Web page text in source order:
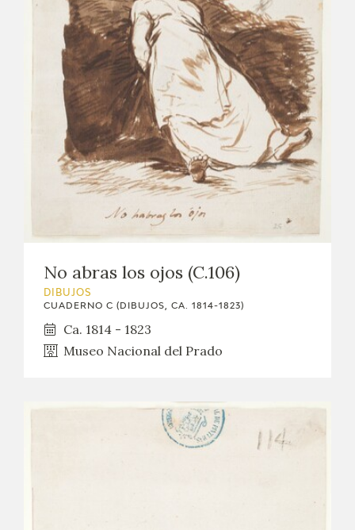
No abras los ojos (C.106)
DIBUJOS
CUADERNO C (DIBUJOS, CA. 1814-1823)
Ca. 1814 - 1823
Museo Nacional del Prado